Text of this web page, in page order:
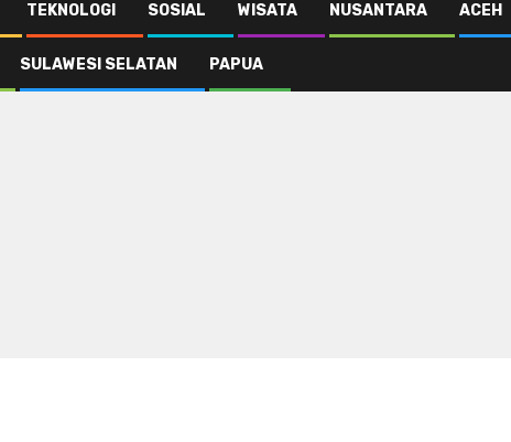
TEKNOLOGI SOSIAL WISATA NUSANTARA ACEH
SULAWESI SELATAN PAPUA